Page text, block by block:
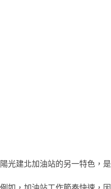
陽光建北加油站的另一特色，